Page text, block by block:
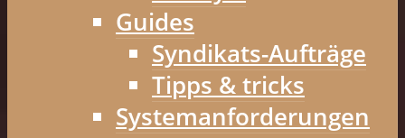
Guides
Syndikats-Aufträge
Tipps & tricks
Systemanforderungen